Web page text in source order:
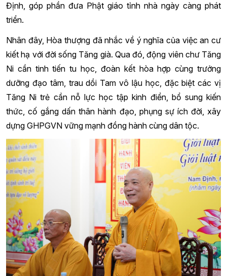
Định, góp phần đưa Phật giáo tỉnh nhà ngày càng phát
triển.
Nhân đây, Hòa thượng đã nhắc về ý nghĩa của việc an cư
kiết hạ với đời sống Tăng già. Qua đó, động viên chư Tăng
Ni cần tinh tiến tu học, đoàn kết hòa hợp cùng trưởng
dưỡng đạo tâm, trau dồi Tam vô lậu học, đặc biệt các vị
Tăng Ni trẻ cần nỗ lực học tập kinh điển, bổ sung kiến
thức, cố gắng dấn thân hành đạo, phụng sự ích đời, xây
dựng GHPGVN vững mạnh đồng hành cùng dân tộc.